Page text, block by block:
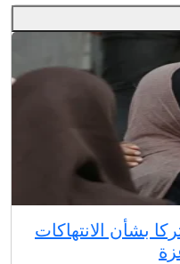
بشأن الانتهاكات